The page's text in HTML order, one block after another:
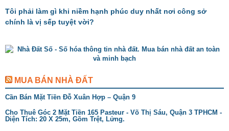
Tôi phải làm gì khi niềm hạnh phúc duy nhất nơi công sở
chính là vị sếp tuyệt vời?
MUA BÁN NHÀ ĐẤT
Cần Bán Mặt Tiền Đỗ Xuân Hợp – Quận 9
Cho Thuê Góc 2 Mặt Tiền 165 Pasteur - Võ Thị Sáu, Quận 3 TPHCM -
Diện Tích: 20 X 25m, Gồm Trệt, Lửng.